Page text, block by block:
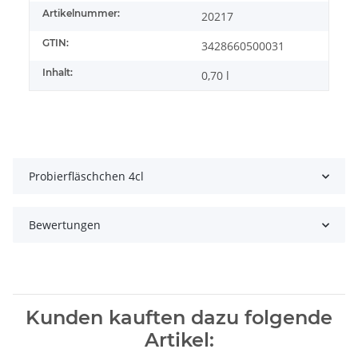
Artikelnummer: 20217
GTIN: 3428660500031
Inhalt: 0,70 l
Probierfläschchen 4cl
Bewertungen
Kunden kauften dazu folgende
Artikel: